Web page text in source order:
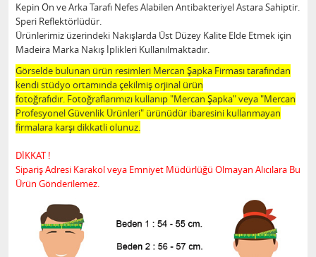
Kepin Ön ve Arka Tarafı Nefes Alabilen Antibakteriyel Astara Sahiptir.
Speri Reflektörlüdür.
Ürünlerimiz üzerindeki Nakışlarda Üst Düzey Kalite Elde Etmek için
Madeira Marka Nakış İplikleri Kullanılmaktadır.
Görselde bulunan ürün resimleri Mercan Şapka Firması tarafından
kendi stüdyo ortamında çekilmiş orjinal ürün
fotoğrafıdır. Fotoğraflarımızı kullanıp "Mercan Şapka" veya "Mercan
Profesyonel Güvenlik Ürünleri" ürünüdür ibaresini kullanmayan
firmalara karşı dikkatli olunuz.
DİKKAT !
Sipariş Adresi Karakol veya Emniyet Müdürlüğü Olmayan Alıcılara Bu
Ürün Gönderilemez.